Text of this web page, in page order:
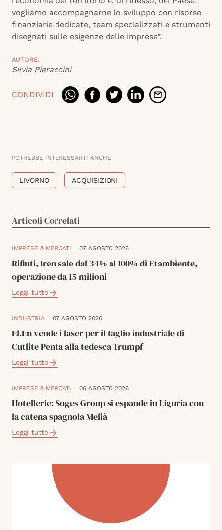
vogliamo accompagnarne lo sviluppo con risorse
finanziarie dedicate, team specializzati e strumenti
disegnati sulle esigenze delle imprese”.
AUTORE:
Silvia Pieraccini
CONDIVIDI
POTREBBE INTERESSARTI ANCHE
LIVORNO ACQUISIZIONI
Articoli Correlati
IMPRESE & MERCATI 07 AGOSTO 2026
Rifiuti, Iren sale dal 34% al 100% di Etambiente,
operazione da 15 milioni
Leggi tutto
INDUSTRIA 07 AGOSTO 2026
El.En vende i laser per il taglio industriale di
Cutlite Penta alla tedesca Trumpf
Leggi tutto
IMPRESE & MERCATI 06 AGOSTO 2026
Hotellerie: Soges Group si espande in Liguria con
la catena spagnola Melià
Leggi tutto